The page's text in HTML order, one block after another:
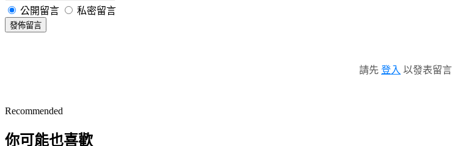
公開留言 私密留言
發佈留言
請先 登入 以發表留言
Recommended
你可能也喜歡